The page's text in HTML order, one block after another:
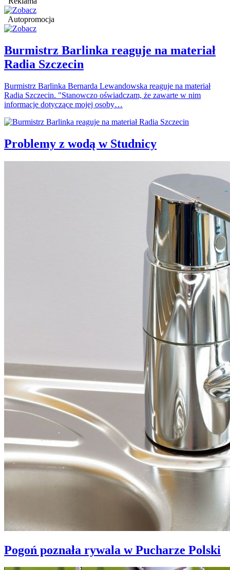
Autopromocja
Burmistrz Barlinka reaguje na materiał
Radia Szczecin
Burmistrz Barlinka Bernarda Lewandowska reaguje na materiał
Radia Szczecin. "Stanowczo oświadczam, że zawarte w nim
informacje dotyczące mojej osoby…
Problemy z wodą w Studnicy
Pogoń poznała rywala w Pucharze Polski